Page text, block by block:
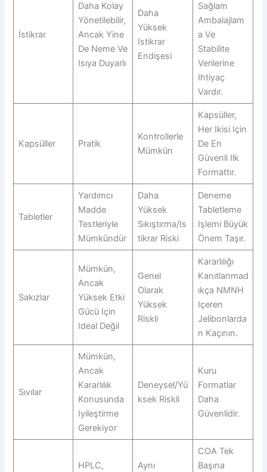
İstikrar
Daha Kolay
Yönetilebilir,
Ancak Yine
De Neme Ve
Isıya Duyarlı
Daha
Yüksek
Istikrar
Endişesi
Sağlam
Ambalajlam
A Ve
Stabilite
Verilerine
Ihtiyaç
Vardır.
Kapsüller Pratik
Kontrollerle
Mümkün
Kapsüller,
Her Ikisi Için
De En
Güvenli Ilk
Formattır.
Tabletler
Yardımcı
Madde
Testleriyle
Mümkündür
Daha
Yüksek
Sıkıştırma/is
Tikrar Riski
Deneme
Tabletleme
Işlemi Büyük
Önem Taşır.
Sakızlar
Mümkün,
Ancak
Yüksek Etki
Gücü Için
Ideal Değil
Genel
Olarak
Yüksek
Riskli
Kararlılığı
Kanıtlanmad
Ikça NMNH
Içeren
Jelibonlarda
N Kaçının.
Sıvılar
Mümkün,
Ancak
Kararlılık
Konusunda
Iyileştirme
Gerekiyor
Deneysel/yü
Ksek Riskli
Kuru
Formatlar
Daha
Güvenlidir.
HPLC, Aynı
COA Tek
Başına